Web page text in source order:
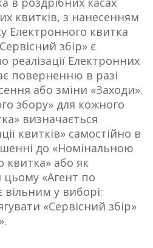
квитків, з нанесенням
Електронного квитка
збір» є
реалізації Електронних
поверненню в разі
або зміни «Заходи».
збору» для кожного
визначається
квитків» самостійно в
до «Номінальною
квитка» або як
цьому «Агент по
вільним у виборі:
«Сервісний збір»